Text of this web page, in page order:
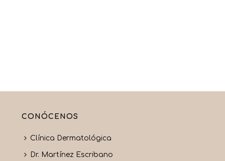
CONÓCENOS
Clínica Dermatológica
Dr. Martínez Escribano